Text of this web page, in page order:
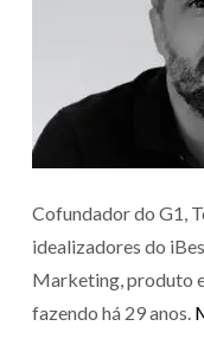
Cofundador do G1,
idealizadores do
Marketing, produto
fazendo há 29 anos.